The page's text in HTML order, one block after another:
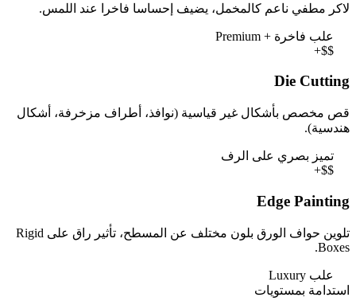
لاكر مطفي ناعم كالمخمل، يضيف إحساسا فاخرا عند اللمس.
علب فاخرة + Premium
+$$
Die Cutting
قص مخصص بأشكال غير قياسية (نوافذ، أطراف مزخرفة، أشكال
هندسية).
تميز بصري على الرف
+$$
Edge Painting
تلوين حواف الورق بلون مختلف عن المسطح، تأثير راق على Rigid
Boxes.
علب Luxury
استدامة بمستويات